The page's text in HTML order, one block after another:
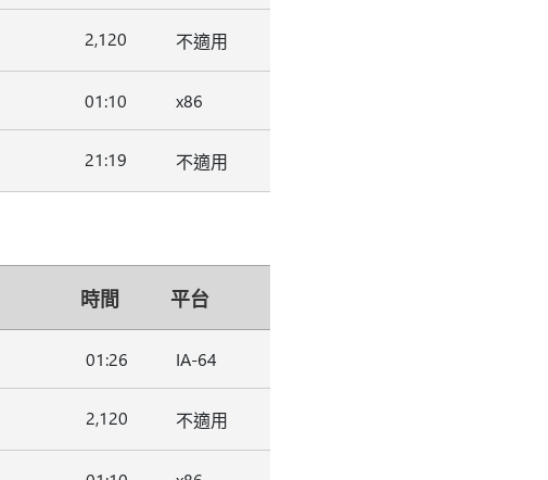
2,120 不適用
01:10 x86
21:19 不適用
時間 平台
01:26 IA-64
2,120 不適用